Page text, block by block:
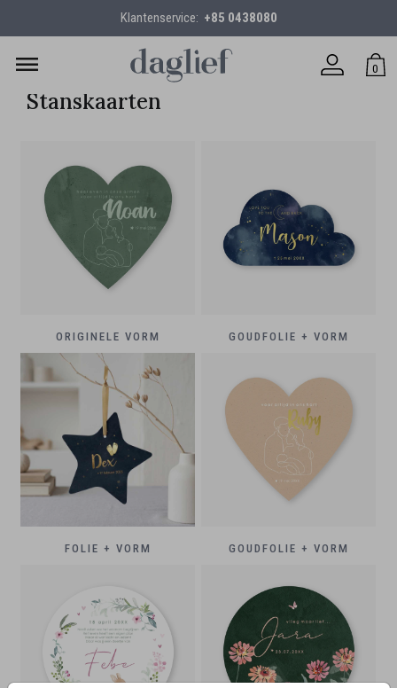
Klantenservice: +85 0438080
0
Stanskaarten
ORIGINELE VORM GOUDFOLIE + VORM
FOLIE + VORM GOUDFOLIE + VORM